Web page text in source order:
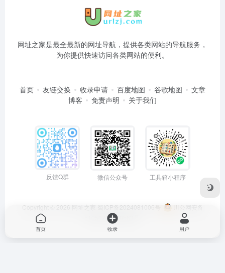
网址之家是最全最新的网址导航，提供各类网站的导航服务，
为你提供快速访问各类网站的便利。
首页 友链交换 收录申请 百度地图 谷歌地图
文章
博客
免责声明 关于我们
反馈Q群 微信公众号 工具箱小程序
Copyright © 2026 网址之家 蜀ICP备2024081006号
川公网安备
51050202000563号
首页 收录 用户